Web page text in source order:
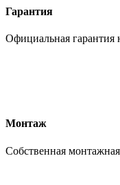
Гарантия
Официальная гарантия
Монтаж
Собственная